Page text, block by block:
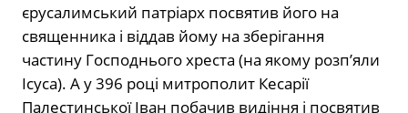
єрусалимський патріарх посвятив його на
священника і віддав йому на зберігання
частину Господнього хреста (на якому розп’яли
Ісуса). А у 396 році митрополит Кесарії
Палестинської Іван побачив видіння і посвятив